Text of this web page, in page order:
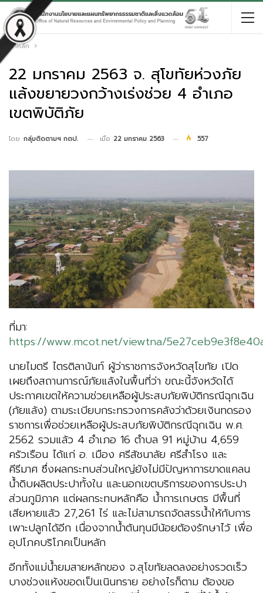
หน้าหลัก
22 มกราคม 2563 จ. สุโขทัยห่วงภัย
แล้งขยายวงกว้างเร่งช่วย 4 อำเภอ
เขตพิบัติภัย
โดย กลุ่มติดตามฯ กตป. เมื่อ 22 มกราคม 2563 557
ที่มา:
https://www.mcot.net/viewtna/
นายไมตรี ไตรติลานันท์ ผู้ว่าราชการจังหวัดสุโขทัย เปิด
เผยถึงสถานการณ์ภัยแล้งในพื้นที่ว่า ขณะนี้จังหวัดได้
ประกาศเขตให้ความช่วยเหลือผู้ประสบภัยพิบัติกรณีฉุกเฉิน
(ภัยแล้ง) ตามระเบียบกระทรวงการคลังว่าด้วยเงินทดรอง
ราชการเพื่อช่วยเหลือผู้ประสบภัยพิบัติกรณีฉุกเฉิน พ.ศ.
2562 รวมแล้ว 4 อำเภอ 16 ตำบล 91 หมู่บ้าน 4,659
ครัวเรือน ได้แก่ อ. เมือง ศรีสัชนาลัย ศรีสำโรง และ
คีรีมาศ ซึ่งผลกระทบส่วนใหญ่ยังไม่มีปัญหาการขาดแคลน
น้ำดิบผลิตประปาทั้งใน และนอกเขตบริการของการประปา
ส่วนภูมิภาค แต่ผลกระทบหลักคือ น้ำการเกษตร มีพื้นที่
เสียหายแล้ว 27,261 ไร่ และไม่สามารถจัดสรรน้ำให้กับการ
เพาะปลูกได้อีก เนื่องจากน้ำต้นทุนมีน้อยต้องรักษาไว้ เพื่อ
อุปโภคบริโภคเป็นหลัก
อีกทั้งแม่น้ำยมสายหลักของ จ.สุโขทัยลดลงอย่างรวดเร็ว
บางช่วงแห้งขอดเป็นเนินทราย อย่างไรก็ตาม ต้องขอ